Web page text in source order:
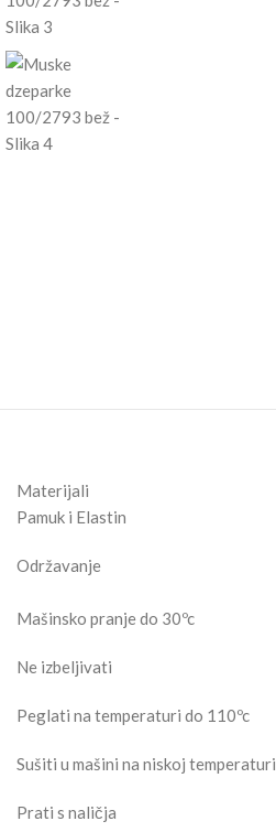
Materijali
Pamuk i Elastin
Održavanje
Mašinsko pranje do 30ºc
Ne izbeljivati
Peglati na temperaturi do 110ºc
Sušiti u mašini na niskoj temperaturi
Prati s naličja